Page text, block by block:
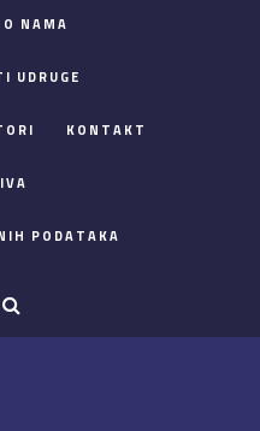
O NAMA
UDRUGE
KONTAKT
PODATAKA